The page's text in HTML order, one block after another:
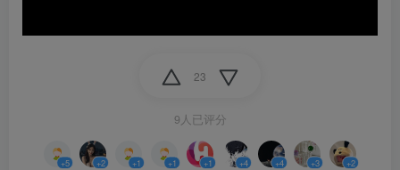
23
9人已评分
+5 +2 +1 +1 +1 +4 +4 +3 +2